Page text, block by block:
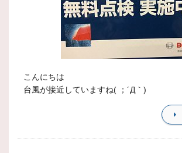
こんにちは
台風が接近していますね( ；´Д｀)